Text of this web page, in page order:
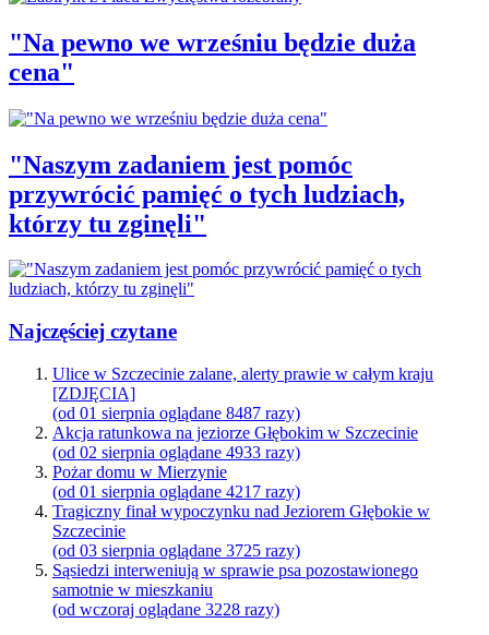
"Na pewno we wrześniu będzie duża
cena"
"Naszym zadaniem jest pomóc
przywrócić pamięć o tych ludziach,
którzy tu zginęli"
Najczęściej czytane
Ulice w Szczecinie zalane, alerty prawie w całym kraju
[ZDJĘCIA]
(od 01 sierpnia oglądane 8487 razy)
Akcja ratunkowa na jeziorze Głębokim w Szczecinie
(od 02 sierpnia oglądane 4933 razy)
Pożar domu w Mierzynie
(od 01 sierpnia oglądane 4217 razy)
Tragiczny finał wypoczynku nad Jeziorem Głębokie w
Szczecinie
(od 03 sierpnia oglądane 3725 razy)
Sąsiedzi interweniują w sprawie psa pozostawionego
samotnie w mieszkaniu
(od wczoraj oglądane 3228 razy)